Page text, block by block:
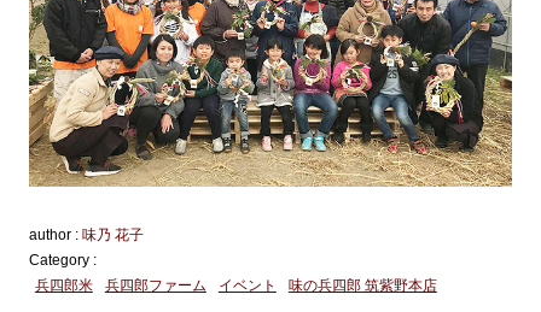
author : 味乃 花子
Category :
兵四郎米
兵四郎ファーム イベント 味の兵四郎 筑紫野本店